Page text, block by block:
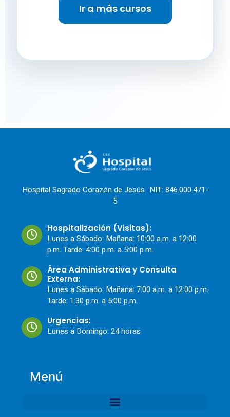
Ir a más cursos
Hospital Sagrado Corazón de Jesús NIT: 846.000.471-
5
Hospitalización (Visitas):
Lunes a Sábado: Mañana: 10:00 a.m. a 12:00
p.m. Tarde: 4:00 p.m. a 5:00 p.m.
Área Administrativa y Consulta
Externa:
Lunes a Sábado: Mañana: 7:00 a.m. a 12:00 p.m.
Tarde: 1:30 p.m. a 5:00 p.m.
Urgencias:
Lunes a Domingo: 24 horas
Menú